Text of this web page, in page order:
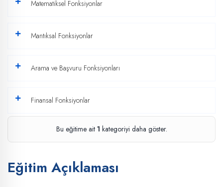
Matematiksel Fonksiyonlar
Mantıksal Fonksiyonlar
Arama ve Başvuru Fonksiyonları
Finansal Fonksiyonlar
Bu eğitime ait 1 kategoriyi daha göster.
Eğitim Açıklaması